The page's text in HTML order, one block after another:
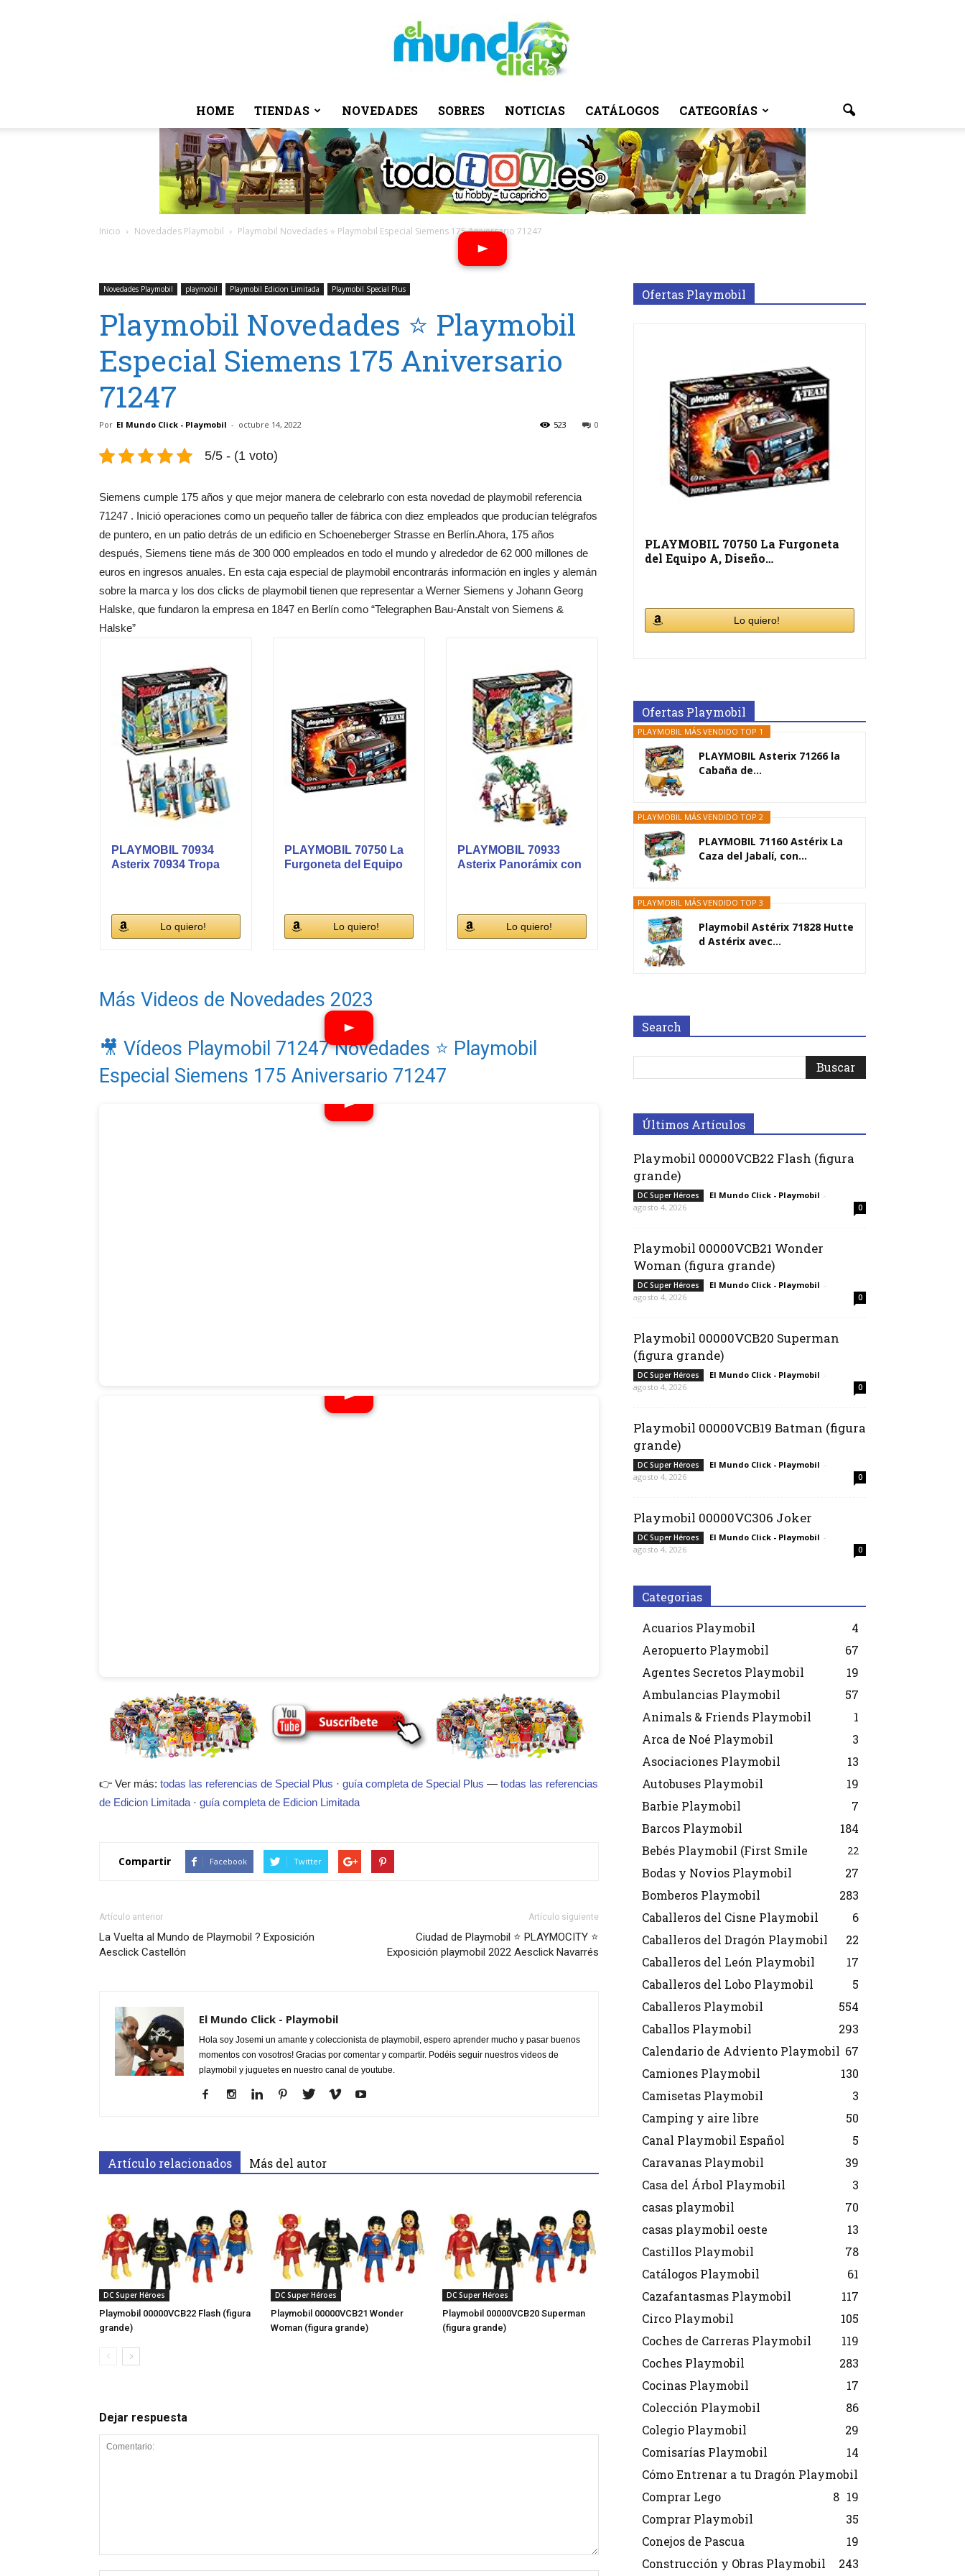
El
HOME TIENDAS NOVEDADES SOBRES NOTICIAS CATÁLOGOS CATEGORÍAS
Inicio Novedades Playmobil Playmobil Novedades ⭐ Playmobil Especial Siemens 175 Aniversario 71247
Novedades Playmobil playmobil Playmobil Edicion Limitada Playmobil Special Plus
Playmobil Novedades ⭐ Playmobil
Especial Siemens 175 Aniversario
71247
Por El Mundo Click - Playmobil - octubre 14, 2022 0
523
5/5 - (1 voto)
Siemens cumple 175 años y que mejor manera de celebrarlo con esta novedad de playmobil referencia
71247 . Inició operaciones como un pequeño taller de fábrica con diez empleados que producían telégrafos
de puntero, en un patio detrás de un edificio en Schoeneberger Strasse en Berlín.Ahora, 175 años
después, Siemens tiene más de 300 000 empleados en todo el mundo y alrededor de 62 000 millones de
euros en ingresos anuales. En esta caja especial de playmobil encontrarás información en ingles y alemán
sobre la marca y los dos clicks de playmobil tienen que representar a Werner Siemens y Johann Georg
Halske, que fundaron la empresa en 1847 en Berlín como “Telegraphen Bau-Anstalt von Siemens &
Halske”
PLAYMOBIL 70934
Asterix 70934 Tropa
Lo quiero!
PLAYMOBIL 70750 La
Furgoneta del Equipo
Lo quiero!
PLAYMOBIL 70933
Asterix Panorámix con
Lo quiero!
Más Videos de Novedades 2023
🎥 Vídeos Playmobil 71247 Novedades ⭐ Playmobil
Especial Siemens 175 Aniversario 71247
👉 Ver más: todas las referencias de Special Plus · guía completa de Special Plus — todas las referencias
de Edicion Limitada · guía completa de Edicion Limitada
Compartir Facebook Twitter
Artículo anterior
La Vuelta al Mundo de Playmobil ? Exposición
Aesclick Castellón
Artículo siguiente
Ciudad de Playmobil ⭐ PLAYMOCITY ⭐
Exposición playmobil 2022 Aesclick Navarrés
El Mundo Click - Playmobil
Hola soy Josemi un amante y coleccionista de playmobil, espero aprender mucho y pasar buenos
momentos con vosotros! Gracias por comentar y compartir. Podéis seguir nuestros videos de
playmobil y juguetes en nuestro canal de youtube.
Artículo relacionados Más del autor
DC Super Héroes
Playmobil 00000VCB22 Flash (figura
grande)
DC Super Héroes
Playmobil 00000VCB21 Wonder
Woman (figura grande)
DC Super Héroes
Playmobil 00000VCB20 Superman
(figura grande)
Dejar respuesta
Ofertas Playmobil
PLAYMOBIL 70750 La Furgoneta
del Equipo A, Diseño…
Lo quiero!
Ofertas Playmobil
PLAYMOBIL MÁS VENDIDO TOP 1
PLAYMOBIL Asterix 71266 la
Cabaña de...
PLAYMOBIL MÁS VENDIDO TOP 2
PLAYMOBIL 71160 Astérix La
Caza del Jabalí, con...
PLAYMOBIL MÁS VENDIDO TOP 3
Playmobil Astérix 71828 Hutte
d Astérix avec...
Search
Últimos Artículos
Playmobil 00000VCB22 Flash (figura
grande)
DC Super Héroes El Mundo Click - Playmobil -
agosto 4, 2026
0
Playmobil 00000VCB21 Wonder
Woman (figura grande)
DC Super Héroes El Mundo Click - Playmobil -
agosto 4, 2026
0
Playmobil 00000VCB20 Superman
(figura grande)
DC Super Héroes El Mundo Click - Playmobil -
agosto 4, 2026
0
Playmobil 00000VCB19 Batman (figura
grande)
DC Super Héroes El Mundo Click - Playmobil -
agosto 4, 2026
0
Playmobil 00000VC306 Joker
DC Super Héroes El Mundo Click - Playmobil -
agosto 4, 2026
0
Categorias
Acuarios Playmobil
4
Aeropuerto Playmobil
67
Agentes Secretos Playmobil
19
Ambulancias Playmobil
57
Animals & Friends Playmobil
1
Arca de Noé Playmobil
3
Asociaciones Playmobil
13
Autobuses Playmobil
19
Barbie Playmobil
7
Barcos Playmobil
184
Bebés Playmobil (First Smile
22
Bodas y Novios Playmobil
27
Bomberos Playmobil
283
Caballeros del Cisne Playmobil
6
Caballeros del Dragón Playmobil
22
Caballeros del León Playmobil
17
Caballeros del Lobo Playmobil
5
Caballeros Playmobil
554
Caballos Playmobil
293
Calendario de Adviento Playmobil 67
Camiones Playmobil
130
Camisetas Playmobil
3
Camping y aire libre
50
Canal Playmobil Español
5
Caravanas Playmobil
39
Casa del Árbol Playmobil
3
casas playmobil
70
casas playmobil oeste
13
Castillos Playmobil
78
Catálogos Playmobil
61
Cazafantasmas Playmobil
117
Circo Playmobil
105
Coches de Carreras Playmobil
119
Coches Playmobil
283
Cocinas Playmobil
17
Colección Playmobil
86
Colegio Playmobil
29
Comisarías Playmobil
14
Cómo Entrenar a tu Dragón Playmobil
19
Comprar Lego
8
Comprar Playmobil
35
Conejos de Pascua
19
Construcción y Obras Playmobil
243